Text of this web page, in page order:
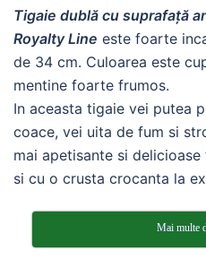
Tigaie dublă cu suprafață
Royalty Line este foarte
de 34 cm. Culoarea este
mentine foarte frumos.
In aceasta tigaie vei putea
coace, vei uita de fum si
mai apetisante si
si cu o crusta crocanta la
Mai multe